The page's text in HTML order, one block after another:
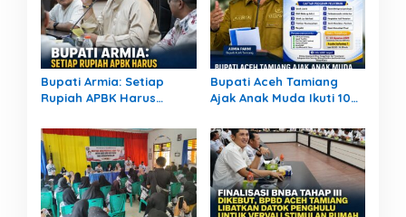
Bupati Armia: Setiap
Rupiah APBK Harus
Masyarakat
Bupati Aceh Tamiang
Ajak Anak Muda Ikuti 10
Siapkan SDM Siap Kerja
dan Berwirausaha